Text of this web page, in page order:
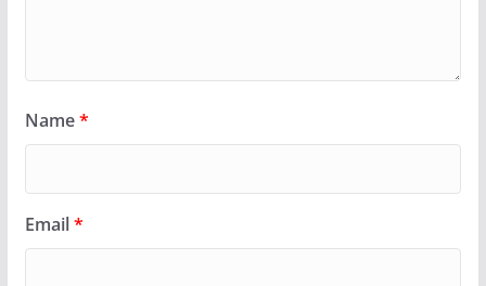
Name*
Email*